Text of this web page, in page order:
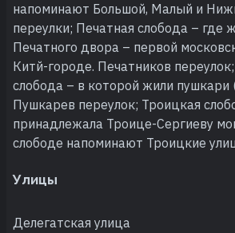
напоминают Большой, Малый и
переулки; Печатная слобода – где
Печатного двора – первой
Китй-городе. Печатников
слобода – в которой жили пушкари
Пушкарев переулок; Троицкая
принадлежала Троице-Сергиеву
слободе напоминают Троицкие
Улицы
Делегатская улица